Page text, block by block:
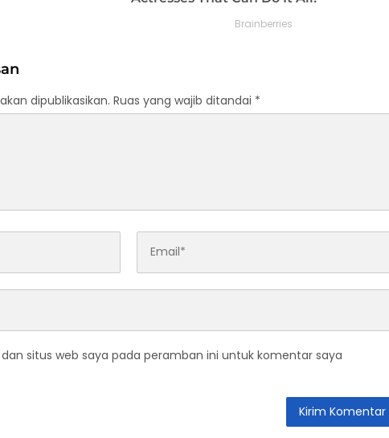
dipublikasikan. Ruas yang wajib ditandai *
situs web saya pada peramban ini untuk komentar saya